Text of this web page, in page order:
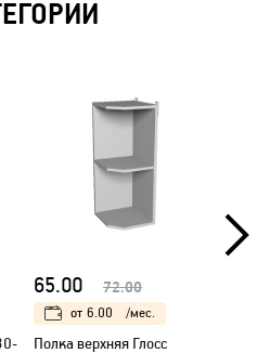
65.00 72.00
от 6.00 /мес.
Полка верхняя Глосс